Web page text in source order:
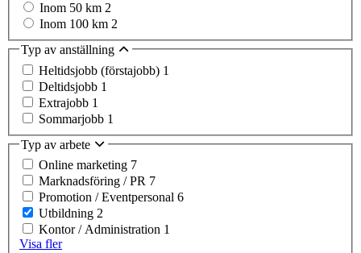
Inom 50 km 2
Inom 100 km 2
Typ av anställning
Heltidsjobb (förstajobb) 1
Deltidsjobb 1
Extrajobb 1
Sommarjobb 1
Typ av arbete
Online marketing 7
Marknadsföring / PR 7
Promotion / Eventpersonal 6
Utbildning 2
Kontor / Administration 1
Visa fler